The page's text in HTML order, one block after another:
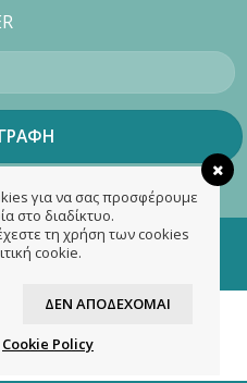
doubletrouble.gr
by
για να σας προσφέρουμε
στο διαδίκτυο.
τη χρήση των cookies
cookie.
ΔΕΝ ΑΠΟΔΈΧΟΜΑΙ
Cookie Policy